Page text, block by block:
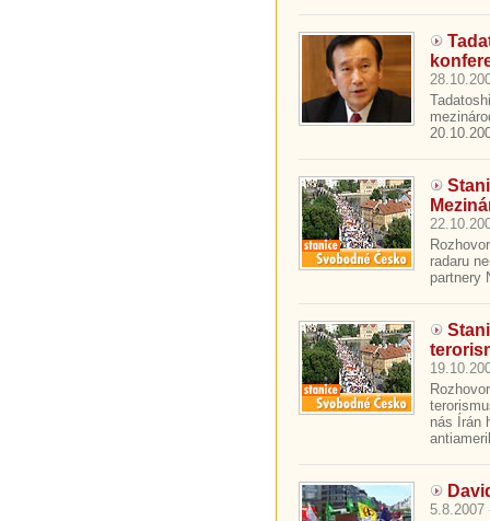
radaru
partnery
nás Írán
5.8.2007